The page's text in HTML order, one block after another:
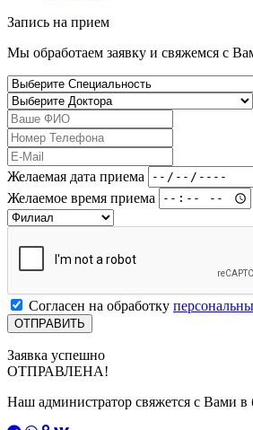
Запись на прием
Мы обработаем заявку и свяжемся с
Желаемая дата приема
Желаемое время приема
Согласен на обработку
Заявка успешно
ОТПРАВЛЕНА!
Наш администратор свяжется с Вами